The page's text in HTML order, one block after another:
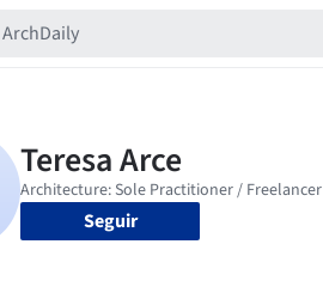
Seguir